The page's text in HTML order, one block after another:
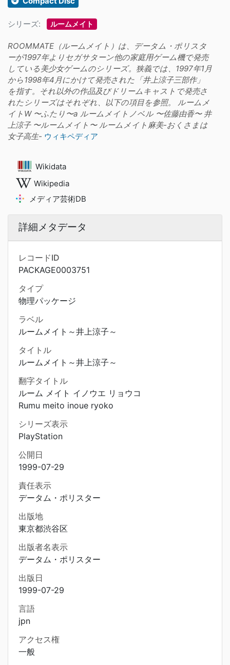
シリーズ: ルームメイト
ROOMMATE（ルームメイト）は、データム・ポリスタ
ーが1997年よりセガサターン他の家庭用ゲーム機で発売
している美少女ゲームのシリーズ。狭義では、1997年1月
から1998年4月にかけて発売された「井上涼子三部作」
を指す。それ以外の作品及びドリームキャストで発売さ
れたシリーズはそれぞれ、以下の項目を参照。 ルームメ
イトW 〜ふたり〜a ルームメイトノベル 〜佐藤由香〜 井
上涼子 〜ルームメイト〜 ルームメイト麻美-おくさまは
女子高生- ウィキペディア
Wikidata
Wikipedia
メディア芸術DB
詳細メタデータ
レコードID
PACKAGE0003751
タイプ
物理パッケージ
ラベル
ルームメイト～井上涼子～
タイトル
ルームメイト～井上涼子～
翻字タイトル
ルーム メイト イノウエ リョウコ
Rumu meito inoue ryoko
シリーズ表示
PlayStation
公開日
1999-07-29
責任表示
データム・ポリスター
出版地
東京都渋谷区
出版者名表示
データム・ポリスター
出版日
1999-07-29
言語
jpn
アクセス権
一般